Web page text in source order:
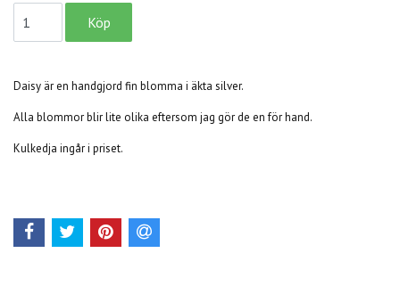
Daisy är en handgjord fin blomma i äkta silver.
Alla blommor blir lite olika eftersom jag gör de en för hand.
Kulkedja ingår i priset.